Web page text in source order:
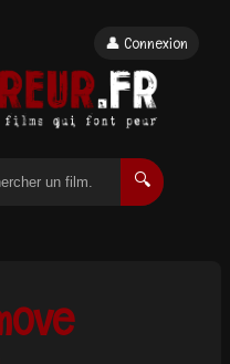
🔍
👤 Connexion